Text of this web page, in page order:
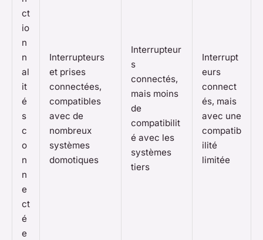
ct
io
n
n
al
it
é
s
c
o
n
n
e
ct
é
e
Interrupteurs
et prises
connectées,
compatibles
avec de
nombreux
systèmes
domotiques
Interrupteur
s
connectés,
mais moins
de
compatibilit
é avec les
systèmes
tiers
Interrupt
eurs
connect
és, mais
avec une
compatib
ilité
limitée